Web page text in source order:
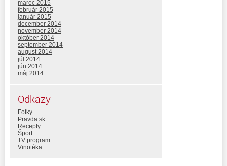
marec 2015
február 2015
január 2015
december 2014
november 2014
október 2014
september 2014
august 2014
júl 2014
jún 2014
máj 2014
Odkazy
Fotky
Pravda.sk
Recepty
Šport
TV program
Vinotéka